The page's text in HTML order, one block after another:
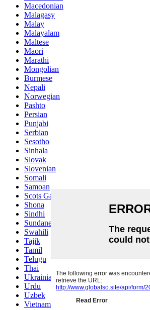
Macedonian
Malagasy
Malay
Malayalam
Maltese
Maori
Marathi
Mongolian
Burmese
Nepali
Norwegian
Pashto
Persian
Punjabi
Serbian
Sesotho
Sinhala
Slovak
Slovenian
Somali
Samoan
Scots Gaelic
Shona
Sindhi
Sundanese
Swahili
Tajik
Tamil
Telugu
Thai
Ukrainian
Urdu
Uzbek
Vietnamese